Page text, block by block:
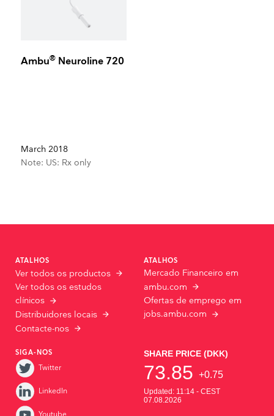
Ambu® Neuroline 720
March 2018
Note: US: Rx only
ATALHOS
Ver todos os productos
Ver todos os estudos
clínicos
Distribuidores locais
Contacte-nos
ATALHOS
Mercado Financeiro em
ambu.com
Ofertas de emprego em
jobs.ambu.com
SIGA-NOS
Twitter
LinkedIn